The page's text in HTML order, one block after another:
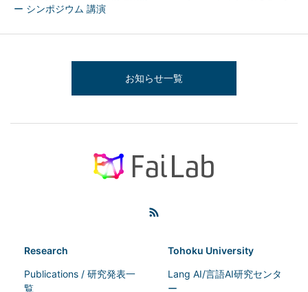
ー シンポジウム 講演
お知らせ一覧
Research
Publications / 研究発表一
覧
Tohoku University
Lang AI/言語AI研究センタ
ー